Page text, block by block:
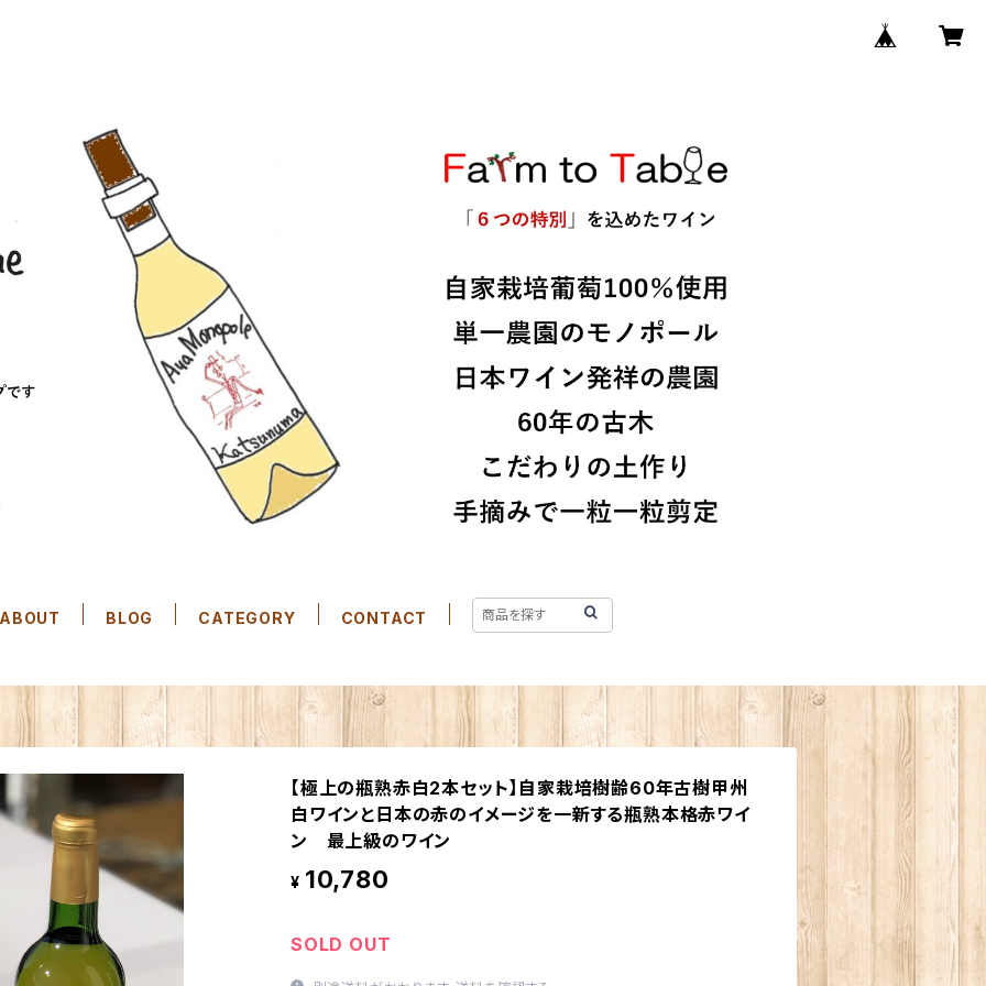
BLOG CATEGORY CONTACT
【極上の瓶熟赤白2本セット】自家栽培樹齢60年古樹甲州
白ワインと日本の赤のイメージを一新する瓶熟本格赤ワイ
ン 最上級のワイン
¥ 10,780
SOLD OUT